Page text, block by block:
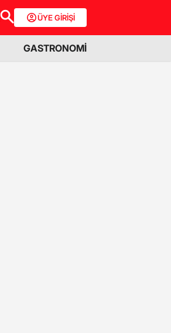
ÜYE GİRİŞİ
GASTRONOMİ